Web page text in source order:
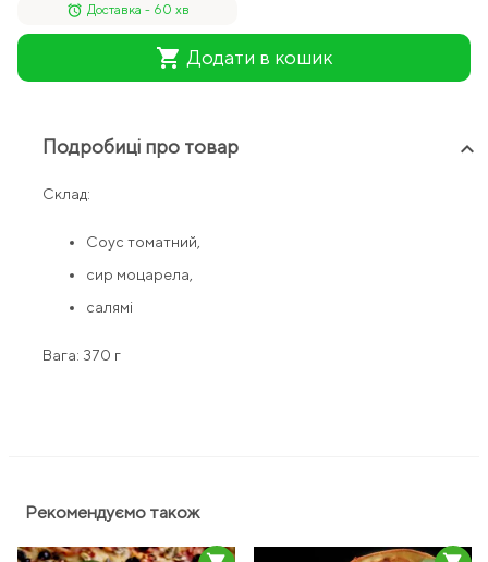
alarm Доставка - 60 хв
shopping_cart Додати в кошик
Подробиці про товар keyboard_arrow_up
Склад:
Соус томатний,
сир моцарела,
салямі
Вага: 370 г
Рекомендуємо також